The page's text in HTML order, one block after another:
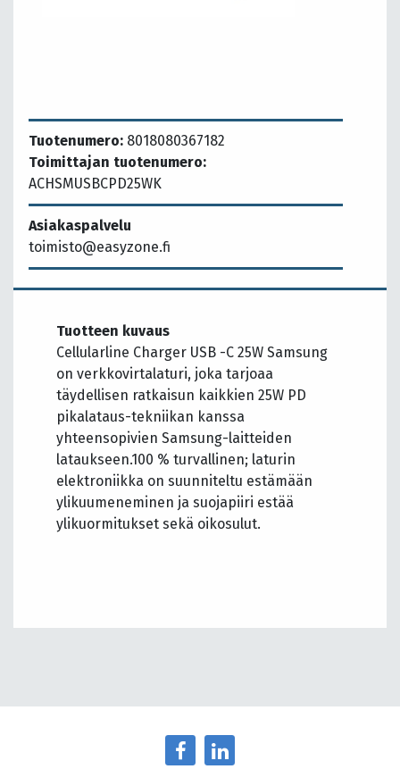
Tuotenumero: 8018080367182
Toimittajan tuotenumero:
ACHSMUSBCPD25WK
Asiakaspalvelu
toimisto@easyzone.fi
Tuotteen kuvaus
Cellularline Charger USB -C 25W Samsung
on verkkovirtalaturi, joka tarjoaa
täydellisen ratkaisun kaikkien 25W PD
pikalataus-tekniikan kanssa
yhteensopivien Samsung-laitteiden
lataukseen.100 % turvallinen; laturin
elektroniikka on suunniteltu estämään
ylikuumeneminen ja suojapiiri estää
ylikuormitukset sekä oikosulut.